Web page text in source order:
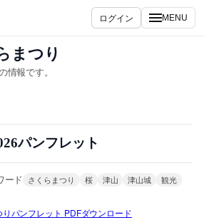
ログイン MENU
まつり
報です。
パンフレット
ード さくらまつり 桜 津山 津山城 観光
パンフレット PDFダウンロード